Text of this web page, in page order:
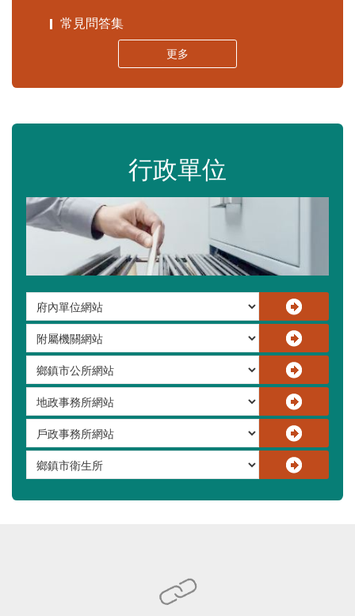
常見問答集
更多
行政單位